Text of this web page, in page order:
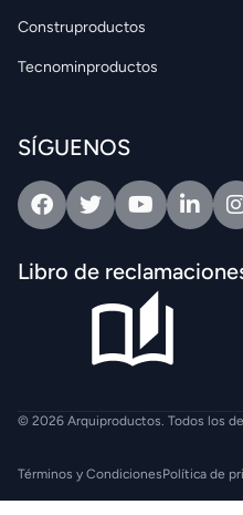
Construproductos
Tecnominproductos
SÍGUENOS
FacebookTwitterYoutubeLinkedin
Libro de
© 2026 Arquiproductos. Todos los
Términos y CondicionesPolítica de